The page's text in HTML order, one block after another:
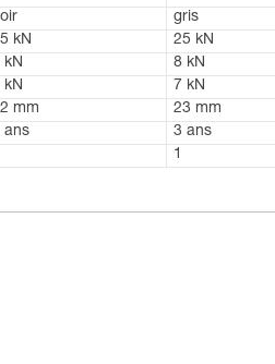
gris
kN
25 kN
kN
8 kN
kN
7 kN
mm
23 mm
ans
3 ans
1